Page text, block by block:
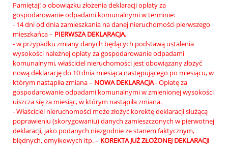
Pamiętaj! o obowiązku złożenia deklaracji opłaty za
gospodarowanie odpadami komunalnymi w terminie:
- 14 dni od dnia zamieszkania na danej nieruchomości pierwszego
mieszkańca – PIERWSZA DEKLARACJA,
- w przypadku zmiany danych będących podstawą ustalenia
wysokości należnej opłaty za gospodarowanie odpadami
komunalnymi, właściciel nieruchomości jest obowiązany złożyć
nową deklarację do 10 dnia miesiąca następującego po miesiącu, w
którym nastąpiła zmiana – NOWA DEKLARACJA- Opłatę za
gospodarowanie odpadami komunalnymi w zmienionej wysokości
uiszcza się za miesiąc, w którym nastąpiła zmiana.
- Właściciel nieruchomości może złożyć korektę deklaracji służącą
poprawieniu (skorygowaniu) danych zamieszczonych w pierwotnej
deklaracji, jako podanych niezgodnie ze stanem faktycznym,
błędnych, omyłkowych itp. – KOREKTA JUŻ ZŁOŻONEJ DEKLARACJI